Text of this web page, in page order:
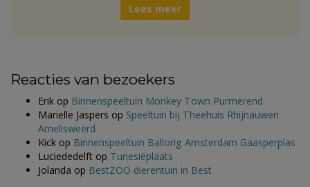
Lees meer
Reacties van bezoekers
Erik op Binnenspeeltuin Monkey Town Purmerend
Marielle Jaspers op Speeltuin bij Theehuis Rhijnauwen
Amelisweerd
Kick op Binnenspeeltuin Ballorig Amsterdam Gaasperplas
Luciededelft op Tunesiëplaats
Jolanda op BestZOO dierentuin in Best